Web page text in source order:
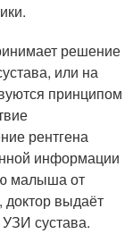
решение
или на
принципом
рентгена
информации
малыша от
доктор выдаёт
сустава.